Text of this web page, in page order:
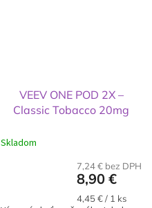
VEEV ONE POD 2X –
Classic Tobacco 20mg
Skladom
7,24 € bez DPH
8,90 €
Jednotková
4,45 € / 1 ks